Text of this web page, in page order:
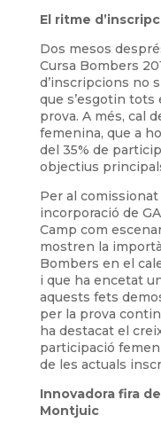
El ritme
Dos mesos
Cursa Bombers
d’inscripcions no
que s’esgotin
prova. A més, cal
femenina, que a
del 35% de
objectius
Per al comissionat
incorporació de
Camp com
mostren la
Bombers en el
i que ha encetat
aquests fets
per la prova
ha destacat el
participació
de les actuals
Innovadora fira
Montjuic